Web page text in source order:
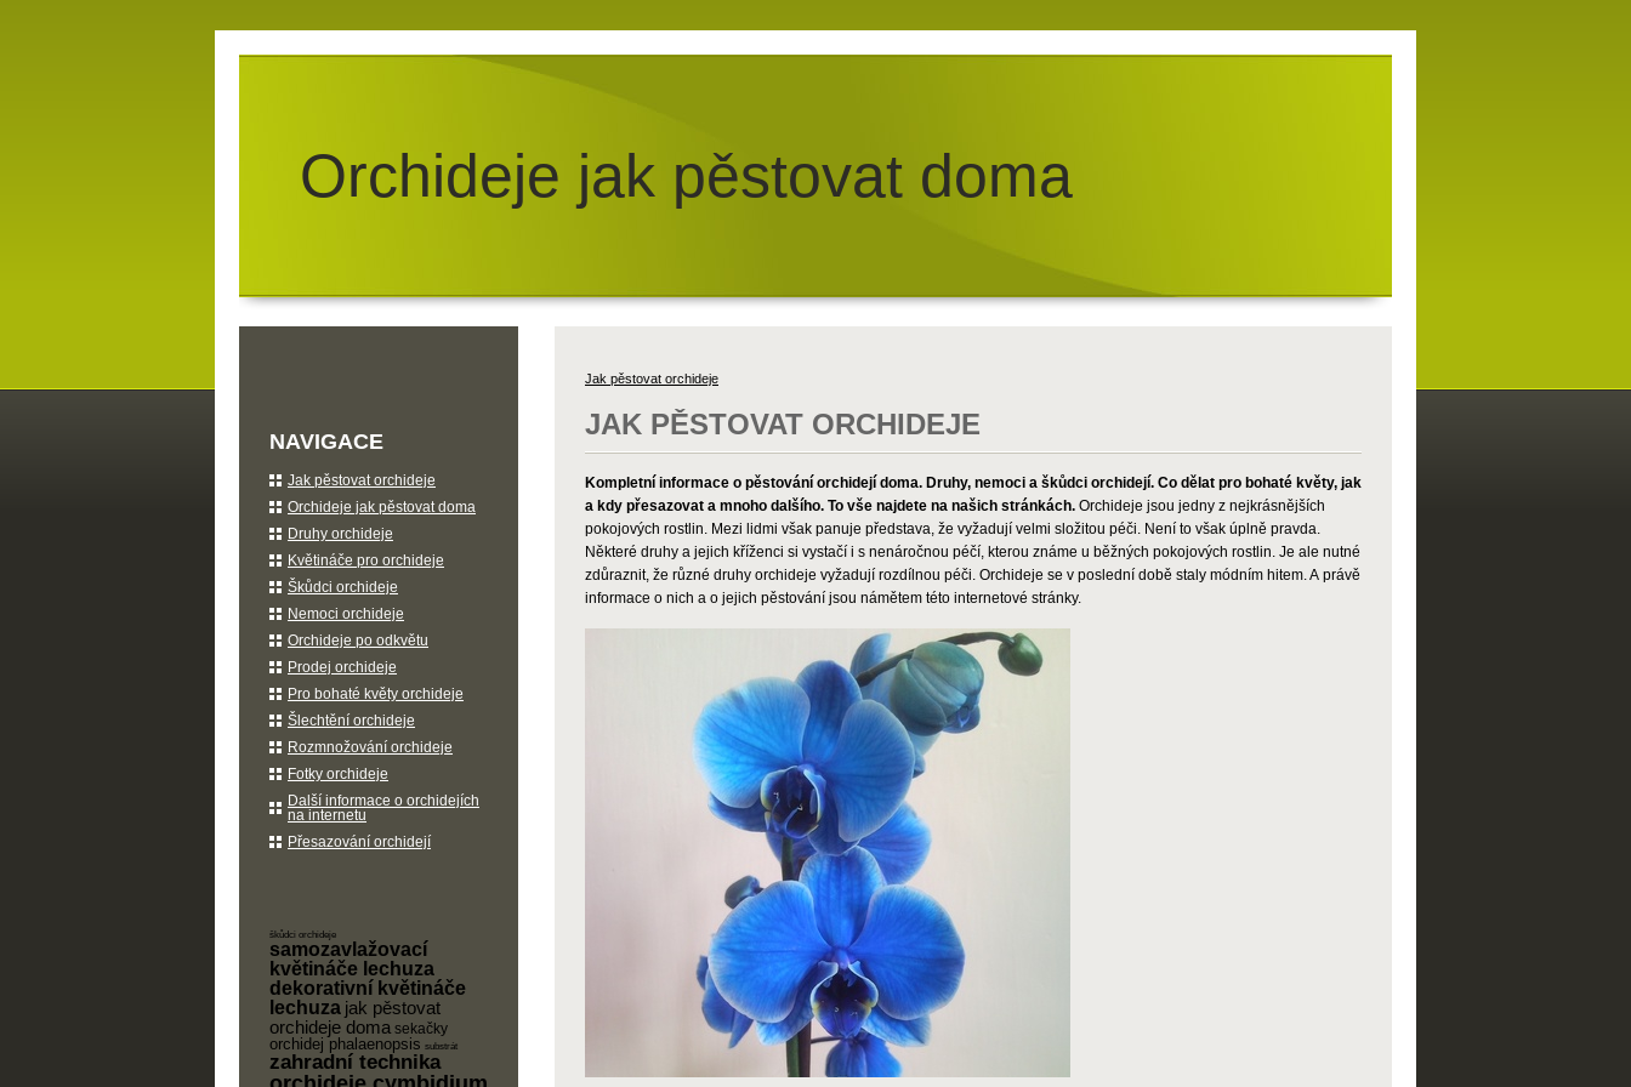
Orchideje jak pěstovat doma
Jak pěstovat orchideje
JAK PĚSTOVAT ORCHIDEJE
Kompletní informace o pěstování orchidejí doma. Druhy, nemoci a škůdci orchidejí. Co dělat pro bohaté květy, jak
a kdy přesazovat a mnoho dalšího. To vše najdete na našich stránkách. Orchideje jsou jedny z nejkrásnějších
pokojových rostlin. Mezi lidmi však panuje představa, že vyžadují velmi složitou péči. Není to však úplně pravda.
Některé druhy a jejich kříženci si vystačí i s nenáročnou péčí, kterou známe u běžných pokojových rostlin. Je ale nutné
zdůraznit, že různé druhy orchideje vyžadují rozdílnou péči. Orchideje se v poslední době staly módním hitem. A právě
informace o nich a o jejich pěstování jsou námětem této internetové stránky.
NAVIGACE
Jak pěstovat orchideje
Orchideje jak pěstovat doma
Druhy orchideje
Květináče pro orchideje
Škůdci orchideje
Nemoci orchideje
Orchideje po odkvětu
Prodej orchideje
Pro bohaté květy orchideje
Šlechtění orchideje
Rozmnožování orchideje
Fotky orchideje
Další informace o orchidejích
na internetu
Přesazování orchidejí
škůdci orchideje
samozavlažovací
květináče lechuza
dekorativní květináče
lechuza jak pěstovat
orchideje doma sekačky
orchidej phalaenopsis substrát
zahradní technika